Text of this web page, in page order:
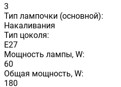
3
Тип лампочки (основной):
Накаливания
Тип цоколя:
E27
Мощность лампы, W:
60
Общая мощность, W:
180